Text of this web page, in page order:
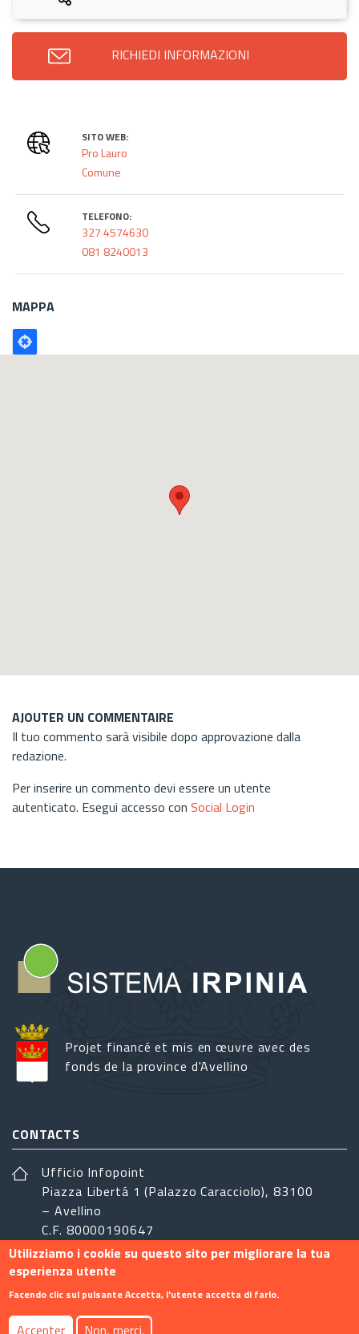
RICHIEDI INFORMAZIONI
SITO WEB:
Pro Lauro
Comune
TELEFONO:
327 4574630
081 8240013
MAPPA
Poligono
GEO
AJOUTER UN COMMENTAIRE
Il tuo commento sarà visibile dopo approvazione dalla
redazione.
Per inserire un commento devi essere un utente
autenticato. Esegui accesso con Social Login
Projet financé et mis en œuvre avec des
fonds de la province d'Avellino
CONTACTS
Ufficio Infopoint
Piazza Libertá 1 (Palazzo Caracciolo), 83100
– Avellino
C.F. 80000190647
sistemairpinia@provincia.avellino.it
SUIVEZ-NOUS
Utilizziamo i cookie su questo sito per migliorare la tua
esperienza utente
Facendo clic sul pulsante Accetta, l'utente accetta di farlo.
Accepter Non, merci.